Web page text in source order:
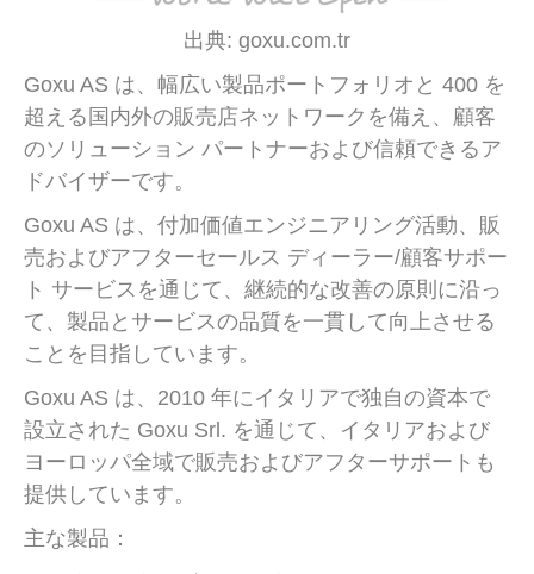
出典: goxu.com.tr
Goxu AS は、幅広い製品ポートフォリオと 400 を
超える国内外の販売店ネットワークを備え、顧客
のソリューション パートナーおよび信頼できるア
ドバイザーです。
Goxu AS は、付加価値エンジニアリング活動、販
売およびアフターセールス ディーラー/顧客サポー
ト サービスを通じて、継続的な改善の原則に沿っ
て、製品とサービスの品質を一貫して向上させる
ことを目指しています。
Goxu AS は、2010 年にイタリアで独自の資本で
設立された Goxu Srl. を通じて、イタリアおよび
ヨーロッパ全域で販売およびアフターサポートも
提供しています。
主な製品：